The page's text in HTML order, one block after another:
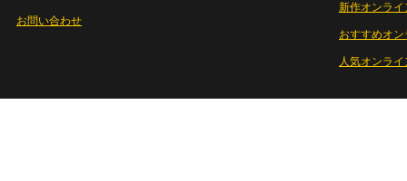
お問い合わせ
新作オンライ
おすすめオ
人気オンラ